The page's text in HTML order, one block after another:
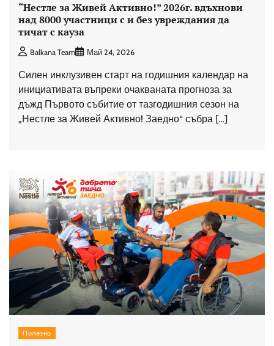
“Нестле за Живей Aктивно!” 2026г. вдъхнови
над 8000 участници с и без увреждания да
тичат с кауза
Balkana Team Май 24, 2026
Силен инклузивен старт на годишния календар на
инициативата въпреки очакваната прогноза за
дъжд Първото събитие от тазгодишния сезон на
„Нестле за Живей Активно! Заедно“ събра […]
Полезно